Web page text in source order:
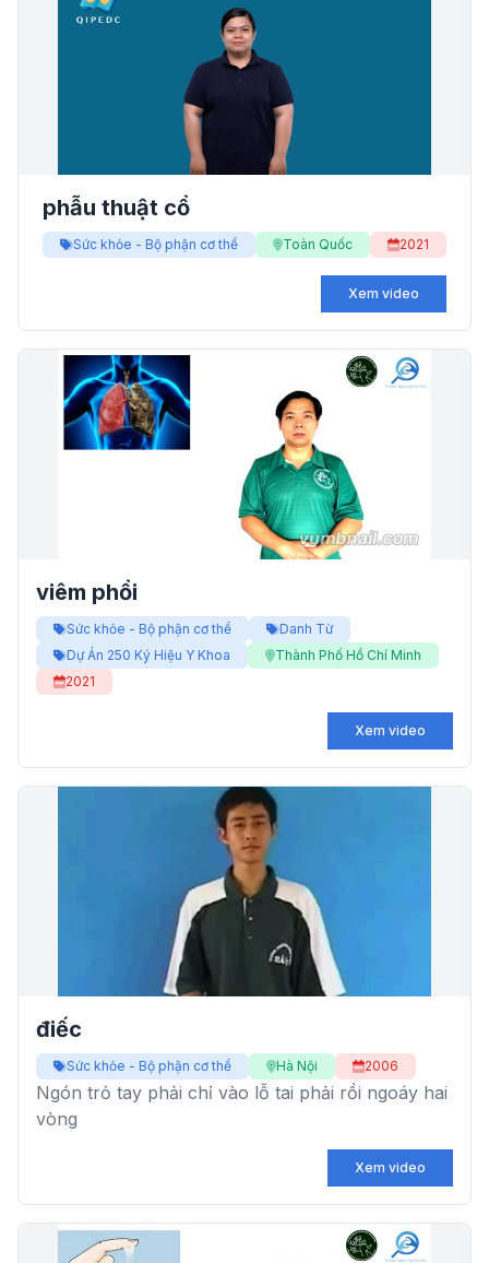
phẫu thuật cổ
Sức khỏe - Bộ phận cơ thể Toàn Quốc 2021
Xem video
viêm phổi
Sức khỏe - Bộ phận cơ thể
Danh Từ
Dự Án 250 Ký Hiệu Y Khoa
Thành Phố Hồ Chí Minh
2021
Xem video
điếc
Sức khỏe - Bộ phận cơ thể Hà Nội 2006
Ngón trỏ tay phải chỉ vào lỗ tai phải rồi ngoáy hai
vòng
Xem video